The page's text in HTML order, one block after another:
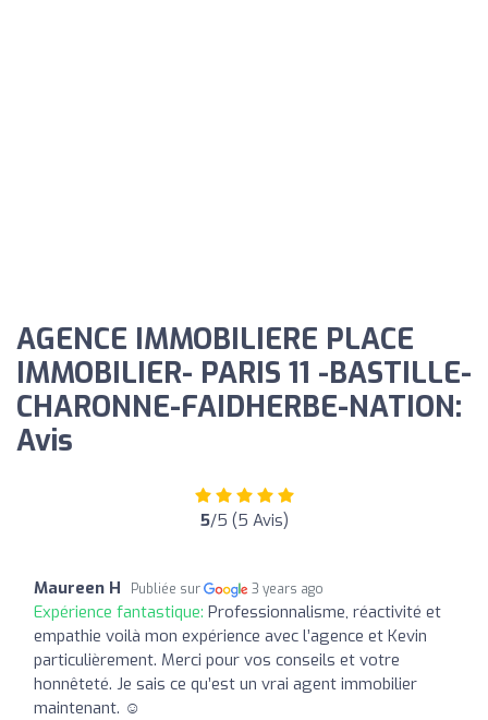
AGENCE IMMOBILIERE PLACE
IMMOBILIER- PARIS 11 -BASTILLE-
CHARONNE-FAIDHERBE-NATION:
Avis
5/5 (5 Avis)
Maureen H Publiée sur 3 years ago
Expérience fantastique: Professionnalisme, réactivité et
empathie voilà mon expérience avec l’agence et Kevin
particulièrement. Merci pour vos conseils et votre
honnêteté. Je sais ce qu’est un vrai agent immobilier
maintenant. ☺️